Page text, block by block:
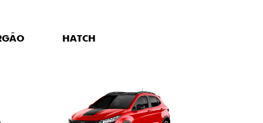
de seguro disponibilizado pela nossa concessionária.